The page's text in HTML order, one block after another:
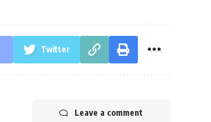
Twitter
Leave a comment